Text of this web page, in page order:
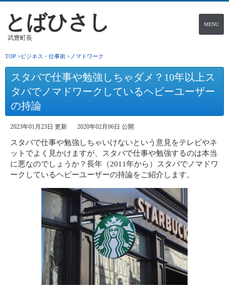
とばひさし
武豊町長
MENU
TOP ビジネス・仕事術 ノマドワーク
スタバで仕事や勉強しちゃダメ？10年以上ス
タバでノマドワークしているヘビーユーザー
の持論
2023年01月23日 更新 2020年02月06日 公開
スタバで仕事や勉強しちゃいけないという意見をテレビやネ
ットでよく見かけますが、スタバで仕事や勉強するのは本当
に悪なのでしょうか？長年（2011年から）スタバでノマドワ
ークしているヘビーユーザーの持論をご紹介します。